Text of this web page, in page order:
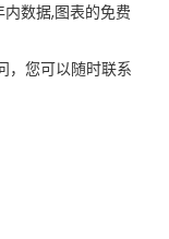
数据,图表的免费
，您可以随时联系